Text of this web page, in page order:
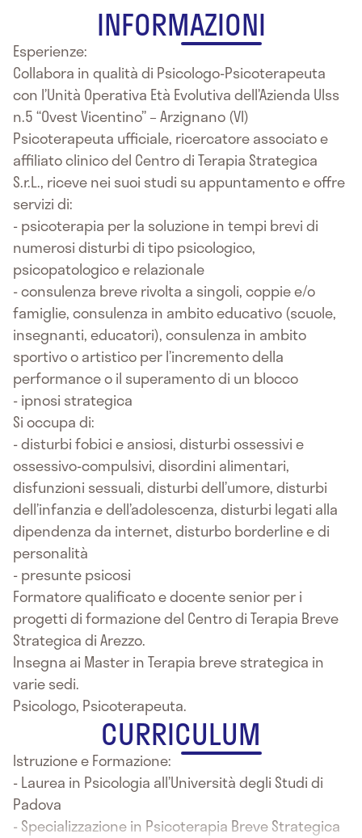
INFORMAZIONI
Esperienze:
Collabora in qualità di Psicologo-Psicoterapeuta
con l’Unità Operativa Età Evolutiva dell’Azienda Ulss
n.5 “Ovest Vicentino” – Arzignano (VI)
Psicoterapeuta ufficiale, ricercatore associato e
affiliato clinico del Centro di Terapia Strategica
S.r.L., riceve nei suoi studi su appuntamento e offre
servizi di:
- psicoterapia per la soluzione in tempi brevi di
numerosi disturbi di tipo psicologico,
psicopatologico e relazionale
- consulenza breve rivolta a singoli, coppie e/o
famiglie, consulenza in ambito educativo (scuole,
insegnanti, educatori), consulenza in ambito
sportivo o artistico per l’incremento della
performance o il superamento di un blocco
- ipnosi strategica
Si occupa di:
- disturbi fobici e ansiosi, disturbi ossessivi e
ossessivo-compulsivi, disordini alimentari,
disfunzioni sessuali, disturbi dell’umore, disturbi
dell’infanzia e dell’adolescenza, disturbi legati alla
dipendenza da internet, disturbo borderline e di
personalità
- presunte psicosi
Formatore qualificato e docente senior per i
progetti di formazione del Centro di Terapia Breve
Strategica di Arezzo.
Insegna ai Master in Terapia breve strategica in
varie sedi.
Psicologo, Psicoterapeuta.
CURRICULUM
Istruzione e Formazione:
- Laurea in Psicologia all’Università degli Studi di
Padova
- Specializzazione in Psicoterapia Breve Strategica